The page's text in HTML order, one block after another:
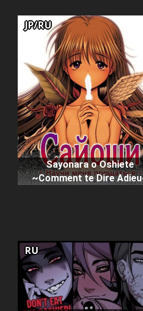
Sayonara o Oshiete
~Comment te Dire
JP/RU
RU